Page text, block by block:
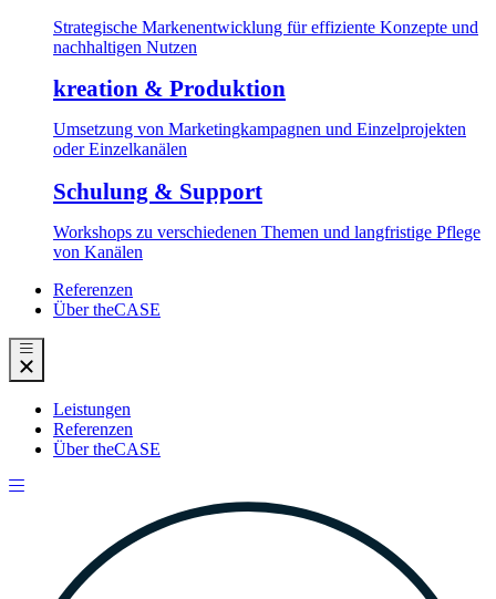
Strategische Markenentwicklung für effiziente Konzepte und
nachhaltigen Nutzen
kreation & Produktion
Umsetzung von Marketingkampagnen und Einzelprojekten
oder Einzelkanälen
Schulung & Support
Workshops zu verschiedenen Themen und langfristige Pflege
von Kanälen
Referenzen
Über theCASE
Leistungen
Referenzen
Über theCASE